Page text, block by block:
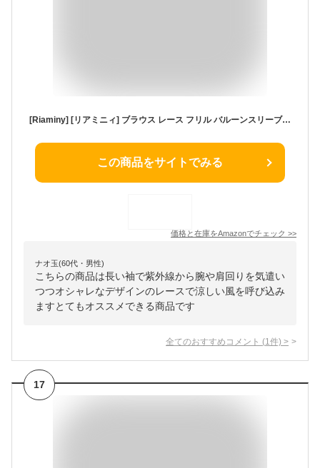
[Riaminy] [リアミニィ] ブラウス レース フリル バルーンスリーブ カットソー レディース トップス オフィス カジュアル シフォン 上品 シンプル 長袖 春 夏 秋 韓国 Uネック (JP, アルファベット, M, ホワイト)
この商品をサイトでみる
価格と在庫をAmazonでチェック >>
ナオ玉(60代・男性)
こちらの商品は長い袖で紫外線から腕や肩回りを気遣い
つつオシャレなデザインのレースで涼しい風を呼び込み
ますとてもオススメできる商品です
全てのおすすめコメント (1 件) >
17